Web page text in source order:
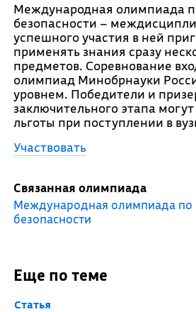
Международная олимпиада
безопасности –
успешного участия в ней
применять знания сразу
предметов. Соревнование
олимпиад Минобрнауки
уровнем. Победители и
заключительного этапа
льготы при поступлении в
Участвовать
Связанная олимпиада
Международная олимпиада по
безопасности
Еще по теме
Cтатья